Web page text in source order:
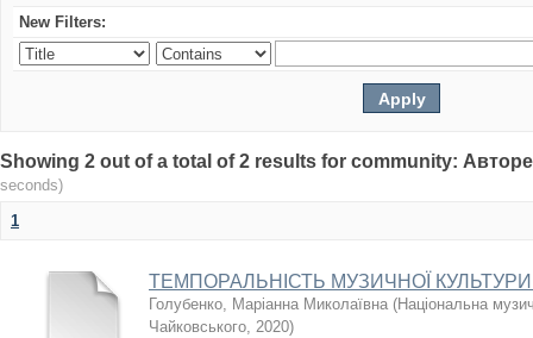
New Filters:
Showing 2 out of a total of 2 results for community:
seconds)
1
ТЕМПОРАЛЬНІСТЬ МУЗИЧНОЇ
Голубенко, Маріанна Миколаївна (Національна
Чайковського, 2020)